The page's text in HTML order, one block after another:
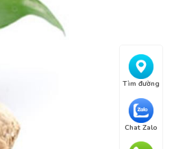
Tìm đường
Chat Zalo